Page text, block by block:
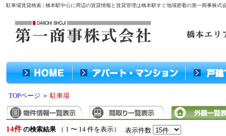
駐車場賃貸検索 | 橋本駅中心に周辺の賃貸情報と賃貸管理は橋本駅すぐ地域密着の第一商事株式
TOPページ ＞駐車場
14件 の検索結果 （ 1 〜 14 件を表示） 表示件数